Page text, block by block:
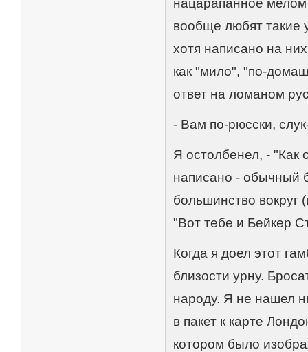
нацарапанное
вообще любят такие
хотя написано на
как "мило", "по-
ответ на ломаном
- Вам по-рюсски,
Я остолбенел, - "Как
написано - обычный
большинство вокруг
"Вот тебе и Бейкер
Когда я доел этот
близости урну.
народу. Я не нашел
в пакет к карте
котором было